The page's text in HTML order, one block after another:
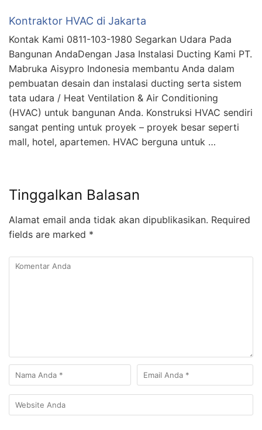
Kontraktor HVAC di Jakarta
Kontak Kami 0811-103-1980 Segarkan Udara Pada
Bangunan AndaDengan Jasa Instalasi Ducting Kami PT.
Mabruka Aisypro Indonesia membantu Anda dalam
pembuatan desain dan instalasi ducting serta sistem
tata udara / Heat Ventilation & Air Conditioning
(HVAC) untuk bangunan Anda. Konstruksi HVAC sendiri
sangat penting untuk proyek – proyek besar seperti
mall, hotel, apartemen. HVAC berguna untuk …
Tinggalkan Balasan
Alamat email anda tidak akan dipublikasikan. Required
fields are marked *